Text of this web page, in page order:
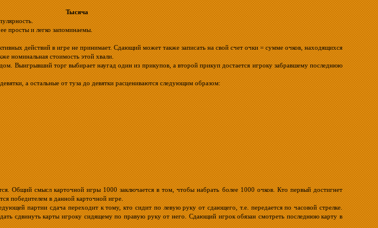
Тысяча
просты и легко запоминаемы.
действий в игре не принимает. Сдающий может также записать на свой счет очки = сумме очков, находящихся
номинальная стоимость этой хвали.
Выигрывший торг выбирает наугад один из прикупов, а второй прикуп достается игроку забравшему последнюю
а остальные от туза до девятки расцениваются следующим образом:
Общий смысл карточной игры 1000 заключается в том, чтобы набрать более 1000 очков. Кто первый достигнет
победителем в данной карточной игре.
партии сдача переходит к тому, кто сидит по левую руку от сдающего, т.е. передается по часовой стрелке.
сдвинуть карты игроку сидящему по правую руку от него. Сдающий игрок обязан смотреть последнюю карту в